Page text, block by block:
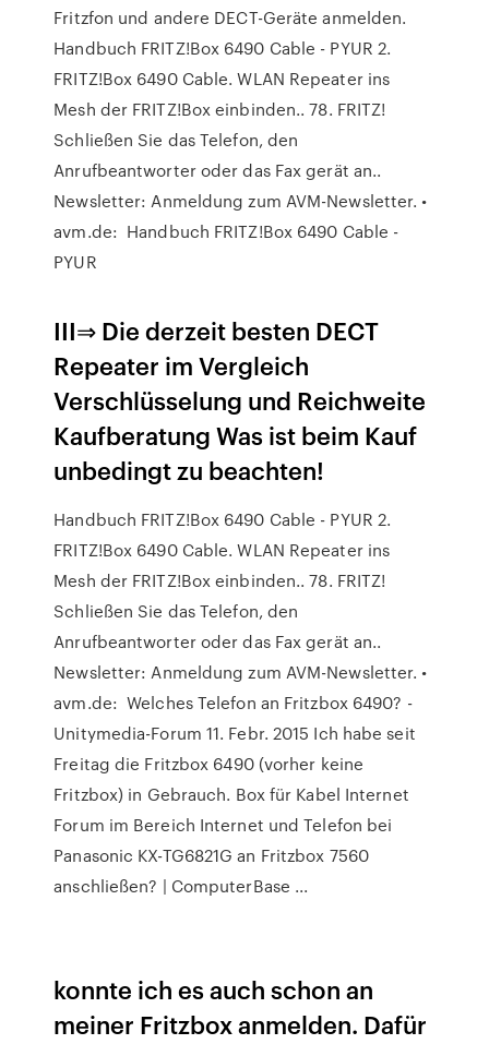
Fritzfon und andere DECT-Geräte anmelden.
Handbuch FRITZ!Box 6490 Cable - PYUR 2.
FRITZ!Box 6490 Cable. WLAN Repeater ins
Mesh der FRITZ!Box einbinden.. 78. FRITZ!
Schließen Sie das Telefon, den
Anrufbeantworter oder das Fax gerät an..
Newsletter: Anmeldung zum AVM-Newsletter. •
avm.de: Handbuch FRITZ!Box 6490 Cable -
PYUR
III⇒ Die derzeit besten DECT
Repeater im Vergleich
Verschlüsselung und Reichweite
Kaufberatung Was ist beim Kauf
unbedingt zu beachten!
Handbuch FRITZ!Box 6490 Cable - PYUR 2.
FRITZ!Box 6490 Cable. WLAN Repeater ins
Mesh der FRITZ!Box einbinden.. 78. FRITZ!
Schließen Sie das Telefon, den
Anrufbeantworter oder das Fax gerät an..
Newsletter: Anmeldung zum AVM-Newsletter. •
avm.de: Welches Telefon an Fritzbox 6490? -
Unitymedia-Forum 11. Febr. 2015 Ich habe seit
Freitag die Fritzbox 6490 (vorher keine
Fritzbox) in Gebrauch. Box für Kabel Internet
Forum im Bereich Internet und Telefon bei
Panasonic KX-TG6821G an Fritzbox 7560
anschließen? | ComputerBase ...
konnte ich es auch schon an
meiner Fritzbox anmelden. Dafür